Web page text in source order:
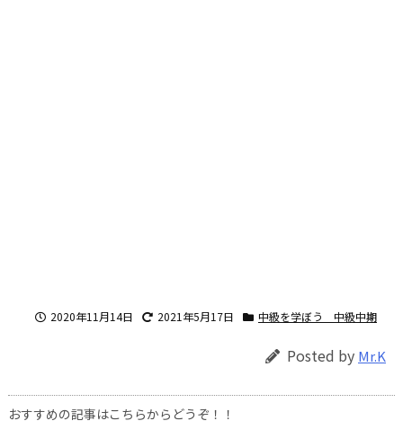
2020年11月14日 2021年5月17日 中級を学ぼう 中級中期
Posted by Mr.K
おすすめの記事はこちらからどうぞ！！